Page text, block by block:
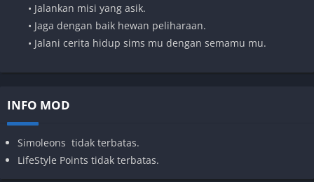
• Jalankan misi yang asik.
• Jaga dengan baik hewan peliharaan.
• Jalani cerita hidup sims mu dengan semamu mu.
INFO MOD
Simoleons tidak terbatas.
LifeStyle Points tidak terbatas.